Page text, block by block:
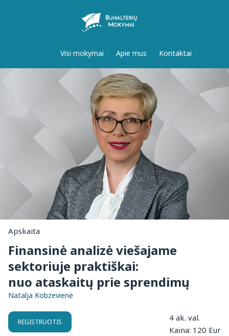
Visi mokymai Apie mus Kontaktai
Apskaita
Finansinė analizė viešajame
sektoriuje praktiškai:
nuo ataskaitų prie sprendimų
Natalja Kobzevienė
REGISTRUOTIS
4 ak. val.
Kaina: 120 Eur